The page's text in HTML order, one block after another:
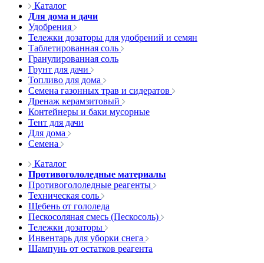
Каталог
Для дома и дачи
Удобрения
Тележки дозаторы для удобрений и семян
Таблетированная соль
Гранулированная соль
Грунт для дачи
Топливо для дома
Семена газонных трав и сидератов
Дренаж керамзитовый
Контейнеры и баки мусорные
Тент для дачи
Для дома
Семена
Каталог
Противогололедные материалы
Противогололедные реагенты
Техническая соль
Щебень от гололеда
Пескосоляная смесь (Пескосоль)
Тележки дозаторы
Инвентарь для уборки снега
Шампунь от остатков реагента